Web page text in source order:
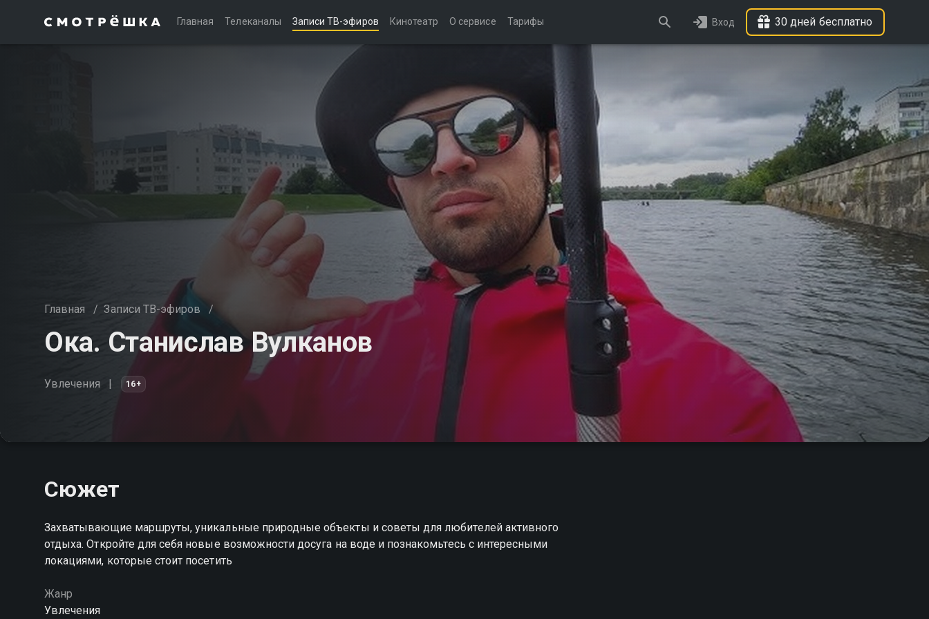
Главная Телеканалы Записи ТВ-эфиров Кинотеатр О сервисе Тарифы Вход 30 дней бесплатно
Главная / Записи ТВ-эфиров /
Ока. Станислав Вулканов
Увлечения 16+
Сюжет
Захватывающие маршруты, уникальные природные объекты и советы для любителей активного
отдыха. Откройте для себя новые возможности досуга на воде и познакомьтесь с интересными
локациями, которые стоит посетить
Жанр
Увлечения